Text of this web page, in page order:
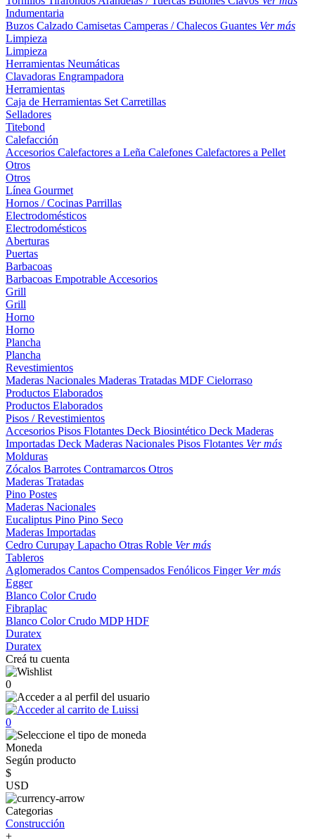
Indumentaria
Buzos Calzado Camisetas Camperas / Chalecos Guantes Ver más
Limpieza
Limpieza
Herramientas Neumáticas
Clavadoras Engrampadora
Herramientas
Caja de Herramientas Set Carretillas
Selladores
Titebond
Calefacción
Accesorios Calefactores a Leña Calefones Calefactores a Pellet
Otros
Otros
Línea Gourmet
Hornos / Cocinas Parrillas
Electrodomésticos
Electrodomésticos
Aberturas
Puertas
Barbacoas
Barbacoas Empotrable Accesorios
Grill
Grill
Horno
Horno
Plancha
Plancha
Revestimientos
Maderas Nacionales Maderas Tratadas MDF Cielorraso
Productos Elaborados
Productos Elaborados
Pisos / Revestimientos
Accesorios Pisos Flotantes Deck Biosintético Deck Maderas
Importadas Deck Maderas Nacionales Pisos Flotantes Ver más
Molduras
Zócalos Barrotes Contramarcos Otros
Maderas Tratadas
Pino Postes
Maderas Nacionales
Eucaliptus Pino Pino Seco
Maderas Importadas
Cedro Curupay Lapacho Otras Roble Ver más
Tableros
Aglomerados Cantos Compensados Fenólicos Finger Ver más
Egger
Blanco ColorCrudo
Fibraplac
Blanco ColorCrudo MDPHDF
Duratex
Duratex
Creá tu cuenta
0
0
Moneda
Según producto
$
USD
Categorias
Construcción
+